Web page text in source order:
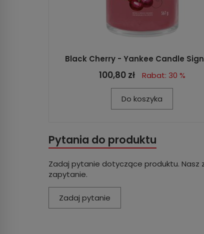
Black Cherry - Yankee Candle
100,80 zł Rabat: 30 %
Do koszyka
Pytania do produktu
Zadaj pytanie dotyczące produktu. Nasz
zapytanie.
Zadaj pytanie